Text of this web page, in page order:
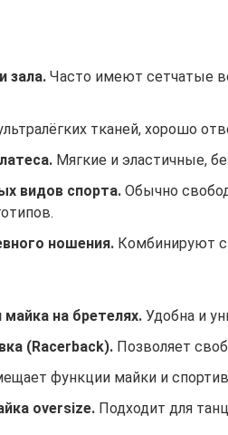
зала. Часто имеют сетчатые
тканей, хорошо
Мягкие и эластичные,
видов спорта. Обычно
ношения. Комбинируют
майка на бретелях. Удобна и
(Racerback). Позволяет
функции майки и
oversize. Подходит для